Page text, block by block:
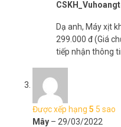
– Điện áp làm việc: DC 3.7V.
– Hiện tại: 15W.
– Kích thước: 24*22.5cm.
– Trọng lượng: 650 gram.
– Xuất xứ: Trung Quốc
– Bảo hành: 12 tháng
– Trước khi dùng cho dung
nước không để xịt phun sương.
>>> Xem thêm: Chuyên
Dạ anh, Máy xịt
299.000 đ (Giá
tiếp nhận thông
Được xếp hạng 5 5 sao
Mây – 29/03/2022